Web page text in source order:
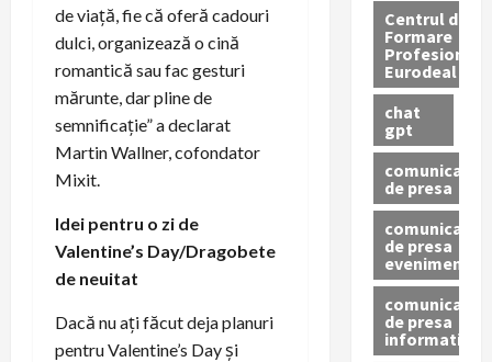
de viață, fie că oferă cadouri
dulci, organizează o cină
romantică sau fac gesturi
mărunte, dar pline de
semnificație” a declarat
Martin Wallner, cofondator
Mixit.
Idei pentru o zi de
Valentine’s Day/Dragobete
de neuitat
Dacă nu ați făcut deja planuri
pentru Valentine’s Day și
Centrul de
Formare
Profesionala
Eurodeal
chat
gpt
comunicat
de presa
comunicat
de presa
eveniment
comunicat
de presa
informativ